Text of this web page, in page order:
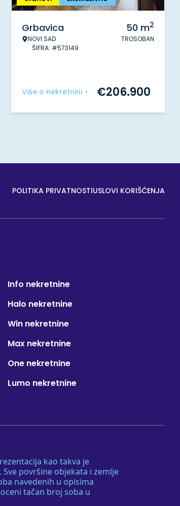
Grbavica
NOVI SAD
ŠIFRA: #573149
50 m2
TROSOBAN
Više o nekretnini > €206.900
POLITIKA PRIVATNOSTIUSLOVI KORIŠĆENJA
kao takva je
površine objekata i zemlje
navedenih u opisima
tačan broj soba u
Info nekretnine
Halo nekretnine
Win nekretnine
Max nekretnine
One nekretnine
Lumo nekretnine